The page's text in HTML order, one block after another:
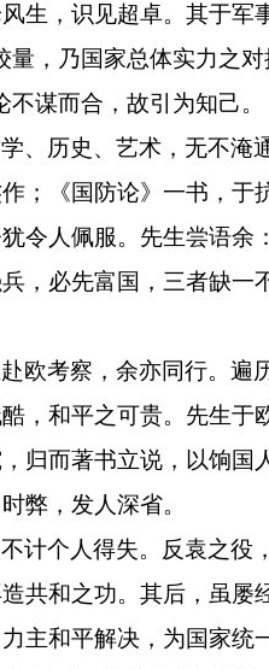
生，识见超卓。其于军
量，乃国家总体实力之
谋而合，故引为知己。
、历史、艺术，无不淹
；《国防论》一书，于
令人佩服。先生尝语余：
，必先富国，三者缺一
欧考察，余亦同行。遍
，和平之可贵。先生于
归而著书立说，以饷国
弊，发人深省。
计个人得失。反袁之役
共和之功。其后，虽屡
主和平解决，为国家统